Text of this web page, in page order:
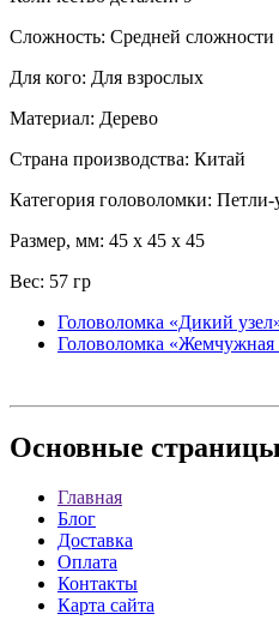
Сложность: Средней сложности
Для кого: Для взрослых
Материал: Дерево
Страна производства: Китай
Категория головоломки: Петли-
Размер, мм: 45 x 45 x 45
Вес: 57 гр
Головоломка «Дикий
Головоломка «Жемчужная
Основные страницы
Главная
Блог
Доставка
Оплата
Контакты
Карта сайта